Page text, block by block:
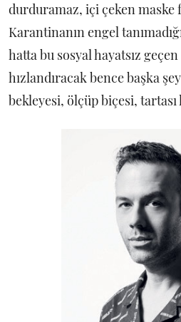
durduramaz, içi çeken maske
Karantinanın engel
hatta bu sosyal hayatsız
hızlandıracak bence başka
bekleyesi, ölçüp biçesi, tartası